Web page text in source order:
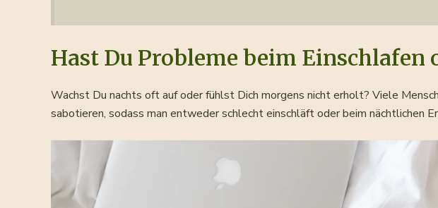
Hast Du Probleme beim Einschlafen
Wachst Du nachts oft auf oder fühlst Dich morgens nicht erholt? Viele
sabotieren, sodass man entweder schlecht einschläft oder beim nächtlichen